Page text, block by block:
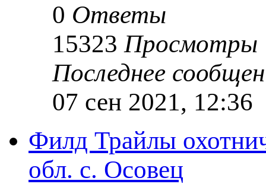
0 Ответы
15323 Просмотры
Последнее
07 сен 2021, 12:36
Филд Трайлы
обл. с. Осовец